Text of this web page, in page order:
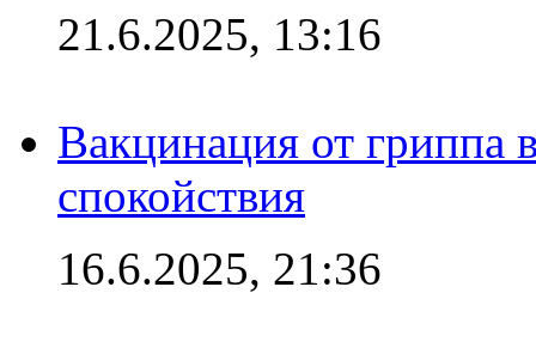
21.6.2025, 13:16
Вакцинация от гриппа
спокойствия
16.6.2025, 21:36